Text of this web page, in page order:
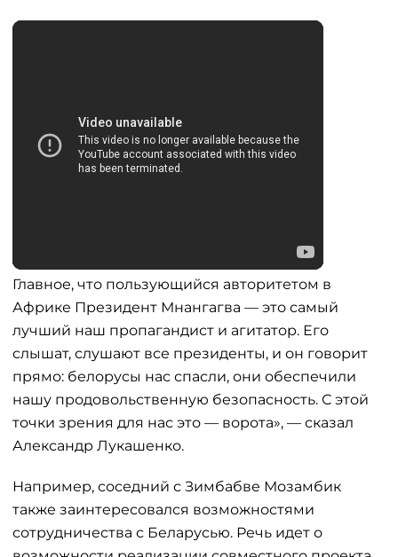
Главное, что пользующийся авторитетом в
Африке Президент Мнангагва — это самый
лучший наш пропагандист и агитатор. Его
слышат, слушают все президенты, и он говорит
прямо: белорусы нас спасли, они обеспечили
нашу продовольственную безопасность. С этой
точки зрения для нас это — ворота», — сказал
Александр Лукашенко.
Например, соседний с Зимбабве Мозамбик
также заинтересовался возможностями
сотрудничества с Беларусью. Речь идет о